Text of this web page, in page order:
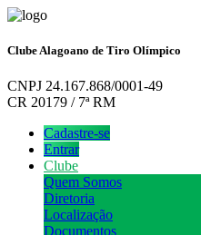
Clube Alagoano de Tiro Olímpico
CNPJ 24.167.868/0001-49
CR 20179 / 7ª RM
Cadastre-se
Entrar
Clube
Quem Somos
Diretoria
Localização
Documentos